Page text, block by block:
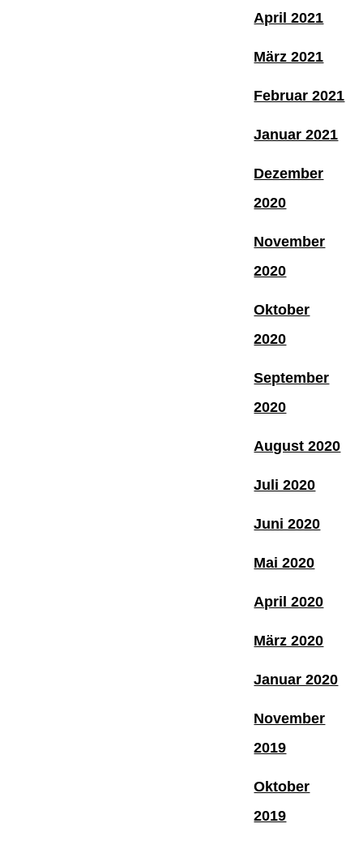
April 2021
März 2021
Februar 2021
Januar 2021
Dezember
2020
November
2020
Oktober
2020
September
2020
August 2020
Juli 2020
Juni 2020
Mai 2020
April 2020
März 2020
Januar 2020
November
2019
Oktober
2019